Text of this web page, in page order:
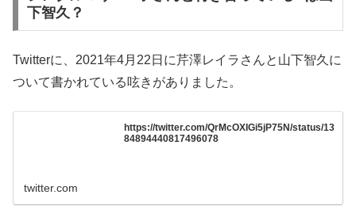
下智久？
Twitterに、2021年4月22日に芹澤レイラさんと山下智久に
ついて書かれている呟きがありました。
https://twitter.com/QrMcOXIGi5jP75N/status/13
84894440817496078
twitter.com